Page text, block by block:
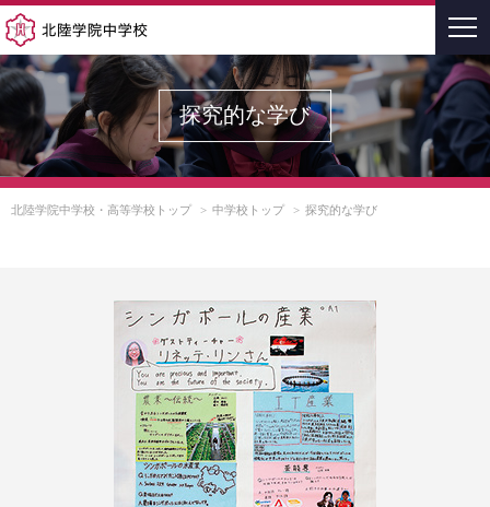
探究的な学び
北陸学院中学校・高等学校トップ 中学校トップ 探究的な学び